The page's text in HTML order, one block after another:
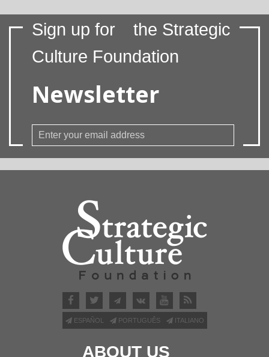
Sign up for
the Strategic
Culture Foundation
Newsletter
ESPAÑOL PORTUGUÊS ITALIANO
ABOUT US